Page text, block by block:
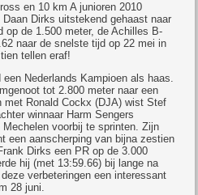
en 10 km A junioren 2010
Dirks uitstekend gehaast naar
op de 1.500 meter, de Achilles B-
naar de snelste tijd op 22 mei in
tellen eraf!
Nederlands Kampioen als haas.
tot 2.800 meter naar een
Ronald Cockx (DJA) wist Stef
winnaar Harm Sengers
voorbij te sprinten. Zijn
een aanscherping van bijna zestien
Dirks een PR op de 3.000
hij (met 13:59.66) bij lange na
verbeteringen een interessant
28 juni.